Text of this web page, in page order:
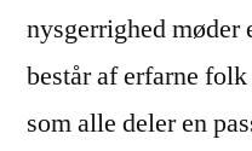
nysgerrighed møder
består af erfarne
som alle deler en